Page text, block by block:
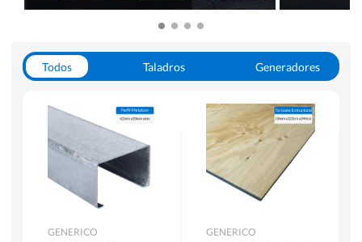
Todos Taladros
Generadores
Herramientas Manuales
Sierras Circulares
GENERICO GENERICO